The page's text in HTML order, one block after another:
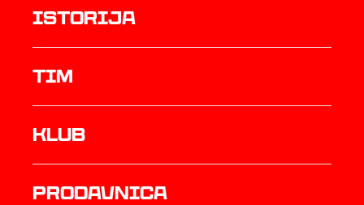
istorija
TIM
Klub
prodavnica